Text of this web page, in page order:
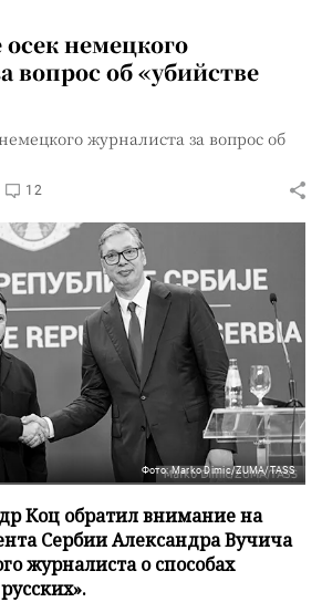
немецкого
вопрос об «убийстве
журналиста за вопрос об
12
Фото: Marko Dimic/ZUMA/TASS
Коц обратил внимание на
Сербии Александра Вучича
журналиста о способах